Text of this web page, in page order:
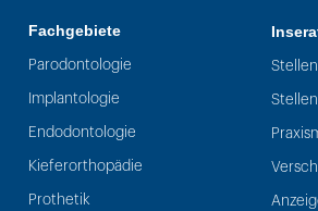
Fachgebiete
Parodontologie
Implantologie
Endodontologie
Kieferorthopädie
Prothetik